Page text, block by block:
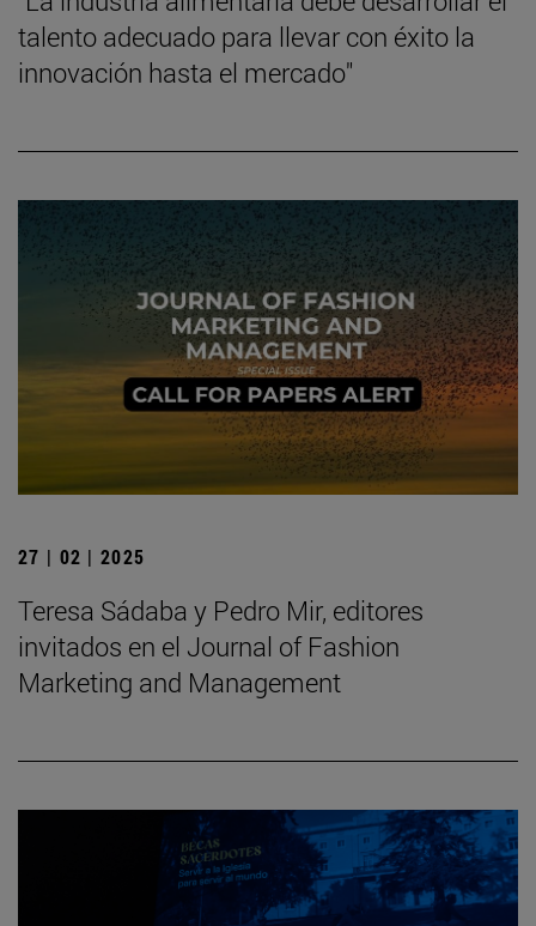
talento adecuado para llevar con éxito la
innovación hasta el mercado"
27 | 02 | 2025
Teresa Sádaba y Pedro Mir, editores
invitados en el Journal of Fashion
Marketing and Management